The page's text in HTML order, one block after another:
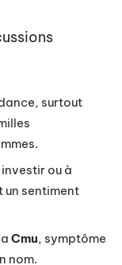
surtout
ou à
un sentiment
Cmu, symptôme
nom.